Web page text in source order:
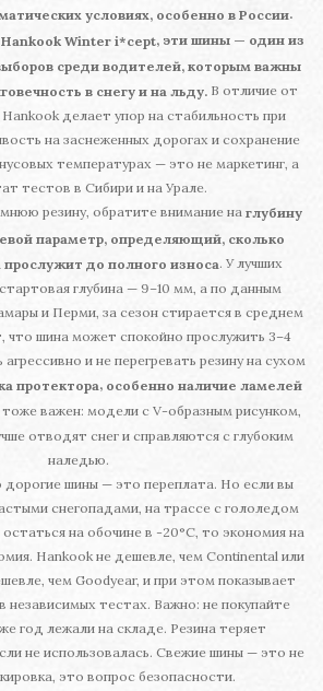
условиях, особенно в России.
Hankook Winter i*cept, эти шины — один из
среди водителей, которым важны
в снегу и на льду. В отличие от
делает упор на стабильность при
на заснеженных дорогах и сохранение
температурах — это не маркетинг, а
тестов в Сибири и на Урале.
резину, обратите внимание на глубину
параметр, определяющий, сколько
до полного износа. У лучших
глубина — 9–10 мм, а по данным
и Перми, за сезон стирается в среднем
что шина может спокойно прослужить 3–4
и не перегревать резину на сухом
протектора, особенно наличие ламелей
, тоже важен: модели с V-образным рисунком,
отводят снег и справляются с глубоким
наледью.
шины — это переплата. Но если вы
снегопадами, на трассе с гололедом
на обочине в -20°C, то экономия на
Hankook не дешевле, чем Continental или
чем Goodyear, и при этом показывает
независимых тестах. Важно: не покупайте
год лежали на складе. Резина теряет
не использовалась. Свежие шины — это не
это вопрос безопасности.